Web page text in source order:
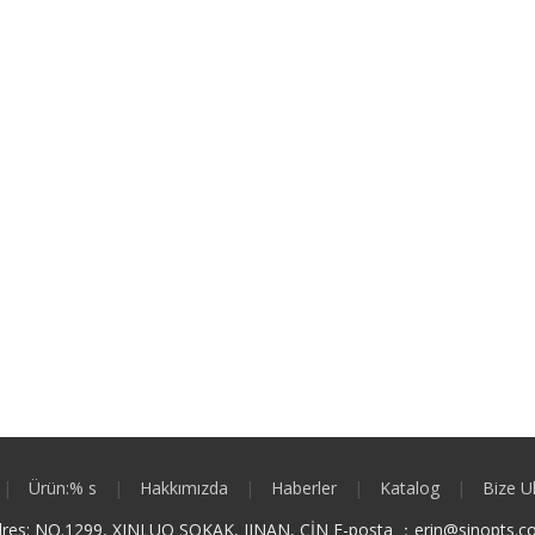
| Ürün:% s | Hakkımızda | Haberler | Katalog |
Bize
NO.1299, XINLUO SOKAK, JINAN, ÇİN E-posta ： e